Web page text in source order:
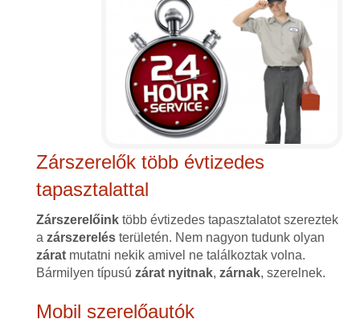
Zárszerelők több évtizedes
tapasztalattal
Zárszerelőinktöbb évtizedes tapasztalatot szereztek
a zárszerelésterületén. Nem nagyon tudunk olyan
záratmutatni nekik amivel ne találkoztak volna.
Bármilyen típusú zárat nyitnak, zárnak, szerelnek.
Mobil szerelőautók